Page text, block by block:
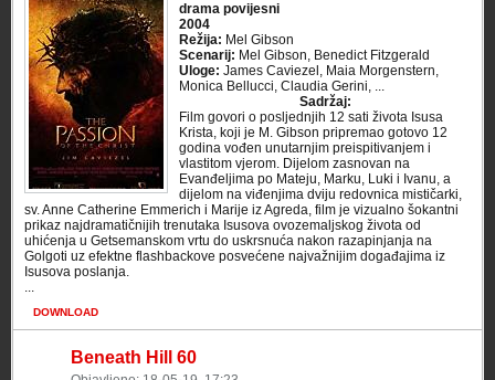
drama povijesni
2004
Režija: Mel Gibson
Scenarij: Mel Gibson, Benedict Fitzgerald
Uloge: James Caviezel, Maia Morgenstern,
Monica Bellucci, Claudia Gerini, ...
Sadržaj:
Film govori o posljednjih 12 sati života Isusa
Krista, koji je M. Gibson pripremao gotovo 12
godina vođen unutarnjim preispitivanjem i
vlastitom vjerom. Dijelom zasnovan na
Evanđeljima po Mateju, Marku, Luki i Ivanu, a
dijelom na viđenjima dviju redovnica mističarki,
sv. Anne Catherine Emmerich i Marije iz Agreda, film je vizualno šokantni
prikaz najdramatičnijih trenutaka Isusova ovozemaljskog života od
uhićenja u Getsemanskom vrtu do uskrsnuća nakon razapinjanja na
Golgoti uz efektne flashbackove posvećene najvažnijim događajima iz
Isusova poslanja.
...
DOWNLOAD
Beneath Hill 60